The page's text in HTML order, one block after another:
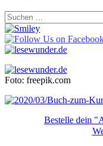
Suchen
nach:
Foto: freepik.com
Bestelle dein